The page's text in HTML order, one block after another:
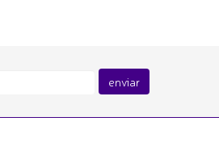
enviar